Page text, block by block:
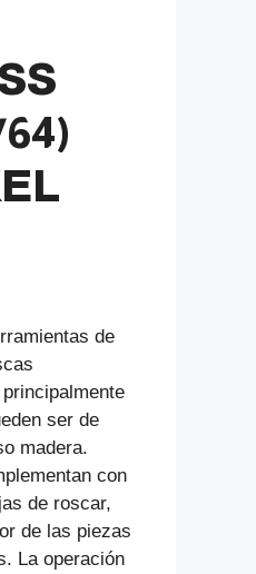
de
ser de
madera.
con
de roscar,
de las piezas
La operación